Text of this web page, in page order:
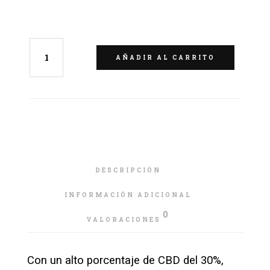
AÑADIR AL CARRITO
DESCRIPCIÓN
INFORMACIÓN ADICIONAL
VALORACIONES 0
Con un alto porcentaje de CBD del 30%,